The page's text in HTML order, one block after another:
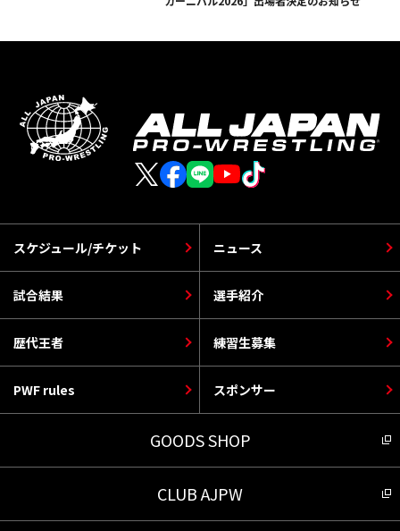
スケジュール/チケット
選手紹介
PWF rules
ニュース
歴代王者
スポンサー
試合結果
練習生募集
GOODS SHOP
CLUB AJPW